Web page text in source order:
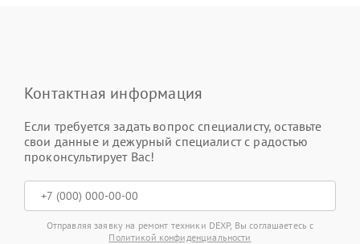
Контактная информация
Если требуется задать вопрос специалисту, оставьте
свои данные и дежурный специалист с радостью
проконсультирует Вас!
Отправляя заявку на ремонт техники DEXP, Вы соглашаетесь с
Политикой конфиденциальности